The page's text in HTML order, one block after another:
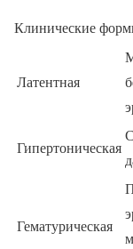
Клинические
Латентная
Гипертоническая
Гематурическая